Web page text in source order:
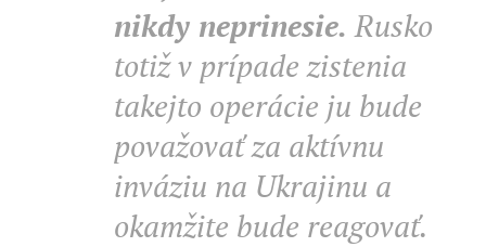
nikdy neprinesie.Rusko
totiž v prípade zistenia
takejto operácie ju bude
považovať za aktívnu
inváziu na Ukrajinu a
okamžite bude reagovať.